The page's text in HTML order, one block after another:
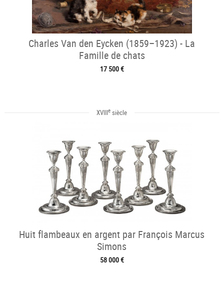
Charles Van den Eycken (1859–1923) - La
Famille de chats
17 500 €
XVIIIe siècle
Huit flambeaux en argent par François Marcus
Simons
58 000 €